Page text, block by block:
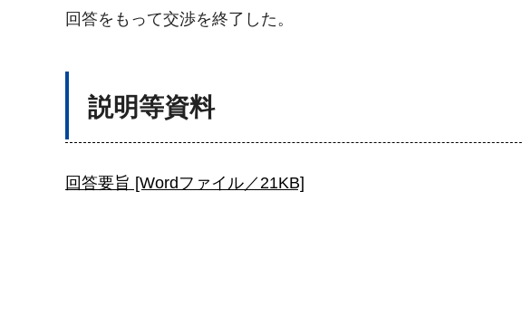
回答をもって交渉を終了した。
説明等資料
回答要旨 [Wordファイル／21KB]